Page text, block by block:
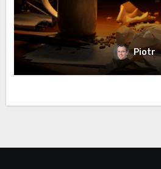
Piotr